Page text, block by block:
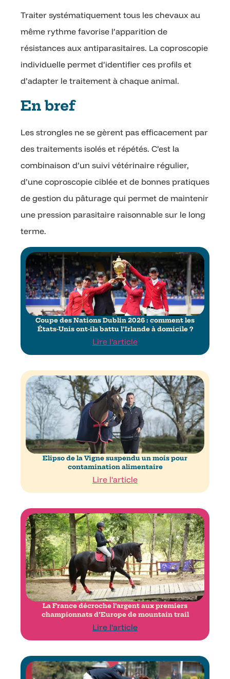
Traiter systématiquement tous les chevaux au
même rythme favorise l’apparition de
résistances aux antiparasitaires. La coproscopie
individuelle permet d’identifier ces profils et
d’adapter le traitement à chaque animal.
En bref
Les strongles ne se gèrent pas efficacement par
des traitements isolés et répétés. C’est la
combinaison d’un suivi vétérinaire régulier,
d’une coproscopie ciblée et de bonnes pratiques
de gestion du pâturage qui permet de maintenir
une pression parasitaire raisonnable sur le long
terme.
Coupe des Nations Dublin 2026 : comment les
États-Unis ont-ils battu l’Irlande à domicile ?
Lire l'article
Elipso de la Vigne suspendu un mois pour
contamination alimentaire
Lire l'article
La France décroche l’argent aux premiers
championnats d’Europe de mountain trail
Lire l'article